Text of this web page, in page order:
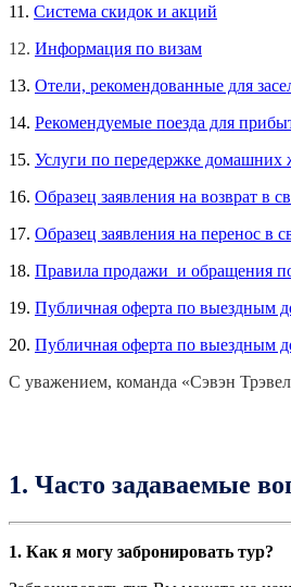
11. Система скидок и акций
12. Информация по визам
13. Отели, рекомендованные для
14. Рекомендуемые поезда для
15. Услуги по передержке домашних
16. Образец заявления на возврат в
17. Образец заявления на перенос в
18. Правила продажи и обращения
19. Публичная оферта по выездным
20. Публичная оферта по выездным
С уважением, команда «Сэвэн
1. Часто задаваемые
1. Как я могу забронировать тур?